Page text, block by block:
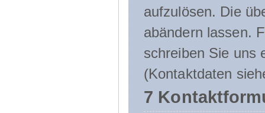
aufzulösen. Die
abändern lassen.
schreiben Sie uns
(Kontaktdaten
7